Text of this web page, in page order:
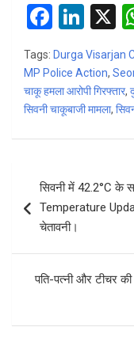
F
a
ce
b
o
o
Li
n
ke
dI
n
X
Tags: Durga Visarjan
MP Police Action,
चाकू हमला आरोपी गिरफ्तार,
सिवनी चाकूबाजी मामला,
navigation
सिवनी में 42.2°C के
Temperature
चेतावनी।
पति-पत्नी और टीचर